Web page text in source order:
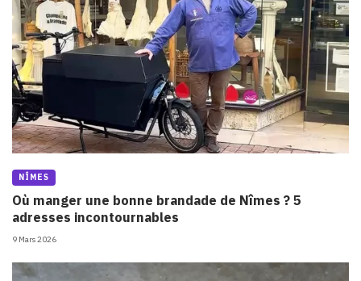
NÎMES
Où manger une bonne brandade de Nîmes ? 5
adresses incontournables
9 Mars 2026